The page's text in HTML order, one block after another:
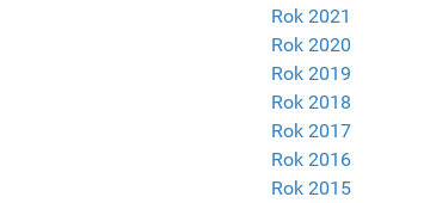
Rok 2021
Rok 2020
Rok 2019
Rok 2018
Rok 2017
Rok 2016
Rok 2015